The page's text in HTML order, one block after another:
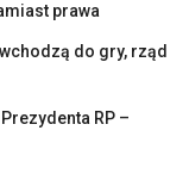
prawa
do gry, rząd
RP –